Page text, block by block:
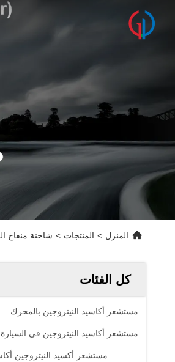
المنزل > المنتجات > شاحنة منفاخ
كل الفئات
مستشعر أكاسيد النيتروجين بالمحرك
مستشعر أكاسيد النيتروجين في السيارة
مستشعر أكسيد النيتروجين